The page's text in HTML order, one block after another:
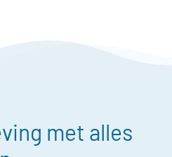
met alles